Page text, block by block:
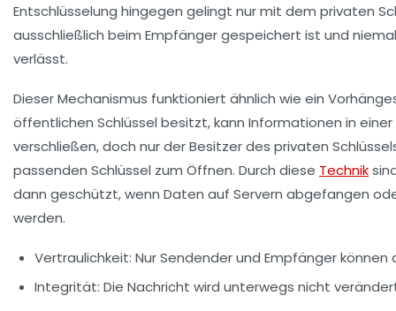
Entschlüsselung hingegen gelingt nur mit dem privaten
ausschließlich beim Empfänger gespeichert ist und
verlässt.
Dieser Mechanismus funktioniert ähnlich wie ein
öffentlichen Schlüssel besitzt, kann Informationen in einer
verschließen, doch nur der Besitzer des privaten
passenden Schlüssel zum Öffnen. Durch diese Technik
dann geschützt, wenn Daten auf Servern abgefangen
werden.
Vertraulichkeit: Nur Sendender und Empfänger können
Integrität: Die Nachricht wird unterwegs nicht